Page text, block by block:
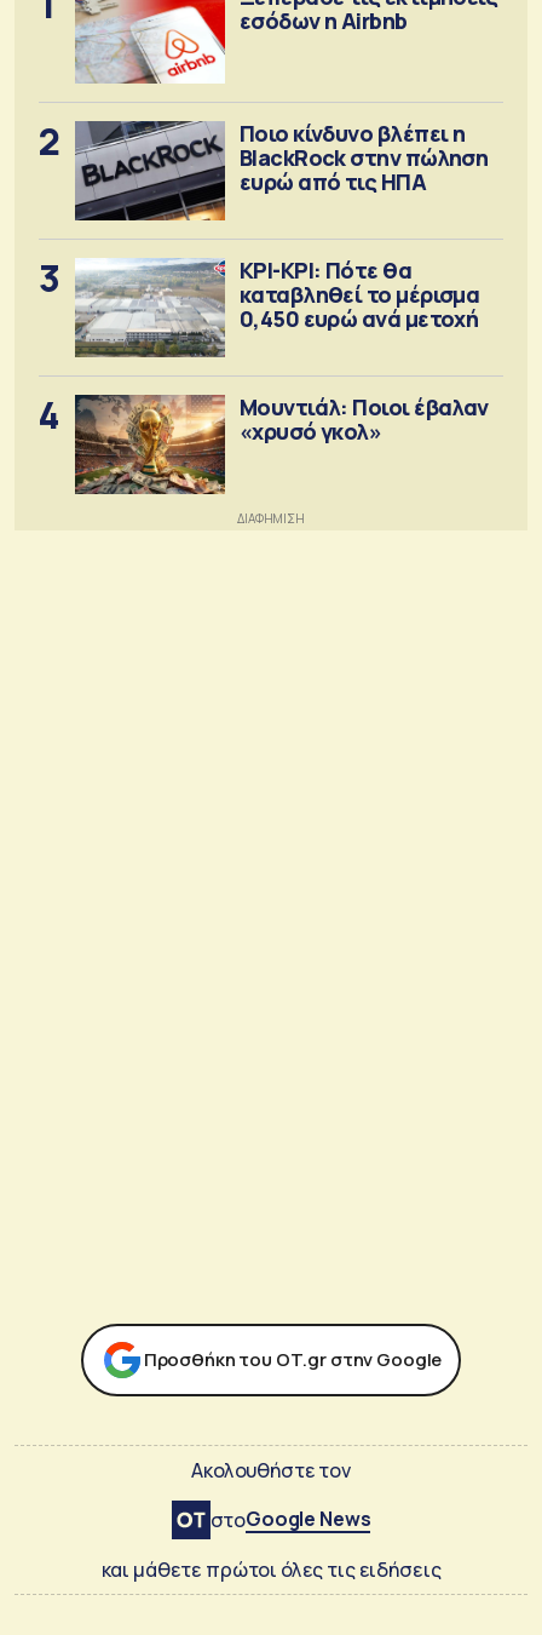
εσόδων η Airbnb
2
Ποιο κίνδυνο βλέπει η
BlackRock στην πώληση
ευρώ από τις ΗΠΑ
3
ΚΡΙ-ΚΡΙ: Πότε θα
καταβληθεί το μέρισμα
0,450 ευρώ ανά μετοχή
4
Μουντιάλ: Ποιοι έβαλαν
«χρυσό γκολ»
Προσθήκη του ΟΤ.gr στην Google
Ακολουθήστε τον
στοGoogle News
και μάθετε πρώτοι όλες τις ειδήσεις